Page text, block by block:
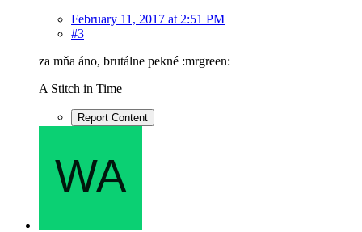
February 11, 2017 at 2:51 PM
#3
za mňa áno, brutálne pekné :mrgreen:
A Stitch in Time
Report Content